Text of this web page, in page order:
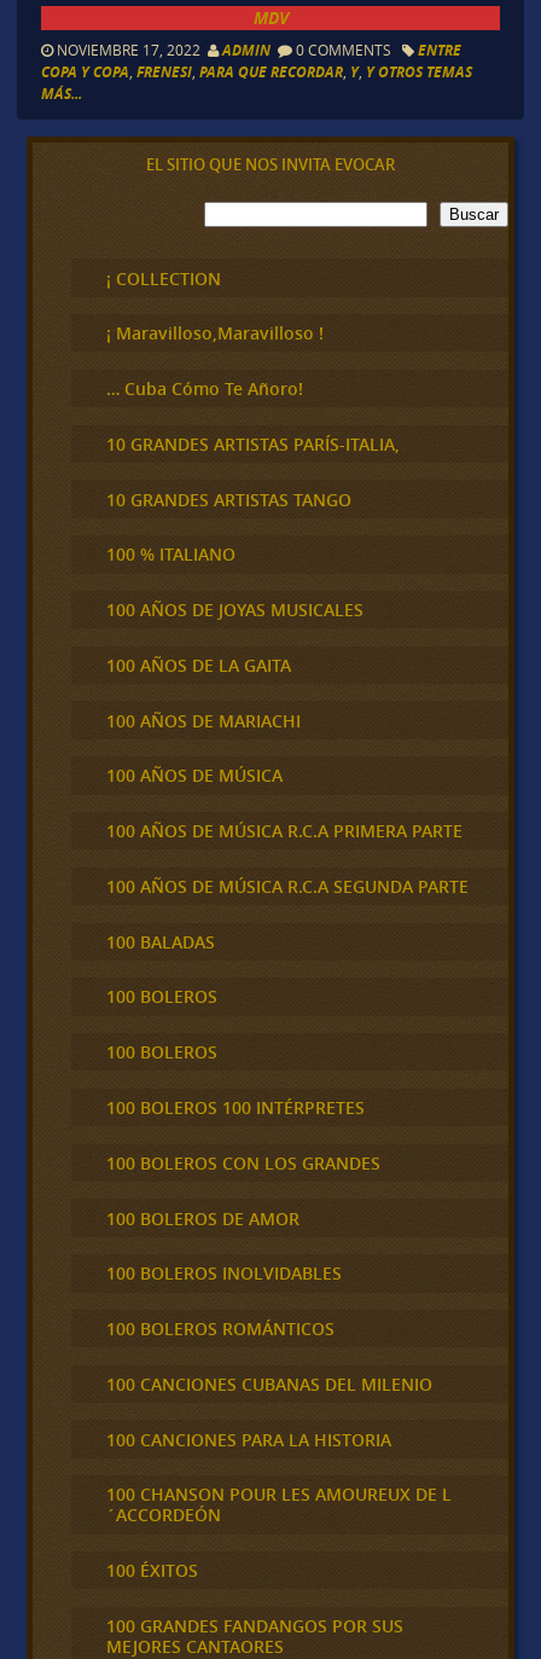
MDV
NOVIEMBRE 17, 2022 ADMIN 0 COMMENTS
ENTRE
COPA Y COPA FRENESI, PARA QUE RECORDAR, Y, Y OTROS TEMAS
MÁS...
EL SITIO QUE NOS INVITA EVOCAR
B
u
c
a
Buscar
¡ COLLECTION
¡ Maravilloso,Maravilloso !
… Cuba Cómo Te Añoro!
10 GRANDES ARTISTAS PARÍS-ITALIA,
10 GRANDES ARTISTAS TANGO
100 % ITALIANO
100 AÑOS DE JOYAS MUSICALES
100 AÑOS DE LA GAITA
100 AÑOS DE MARIACHI
100 AÑOS DE MÚSICA
100 AÑOS DE MÚSICA R.C.A PRIMERA PARTE
100 AÑOS DE MÚSICA R.C.A SEGUNDA PARTE
100 BALADAS
100 BOLEROS
100 BOLEROS
100 BOLEROS 100 INTÉRPRETES
100 BOLEROS CON LOS GRANDES
100 BOLEROS DE AMOR
100 BOLEROS INOLVIDABLES
100 BOLEROS ROMÁNTICOS
100 CANCIONES CUBANAS DEL MILENIO
100 CANCIONES PARA LA HISTORIA
100 CHANSON POUR LES AMOUREUX DE L
´ACCORDEÓN
100 ÉXITOS
100 GRANDES FANDANGOS POR SUS
MEJORES CANTAORES